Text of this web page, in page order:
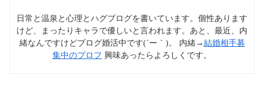
日常と温泉と心理とハグブログを書いています。個性あります
けど、まったりキャラで優しいと言われます。あと、最近、内
緒なんですけどブログ婚活中です(´ー｀)。 内緒→ 結婚相手募
集中のプロフ 興味あったらよろしくです。